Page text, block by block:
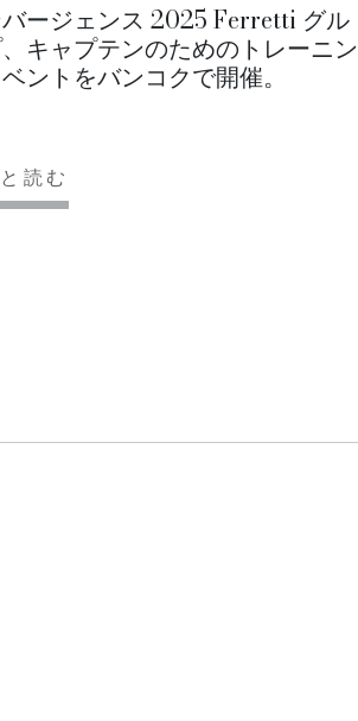
ージェンス 2025 Ferretti グル
キャプテンのためのトレーニン
ントをバンコクで開催。
読む